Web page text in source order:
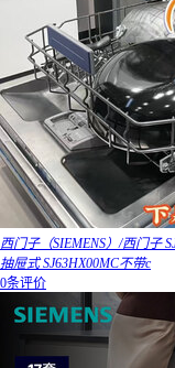
西门子（SIEMENS）/西门子
抽屉式 SJ63HX00MC不带c
0条评价